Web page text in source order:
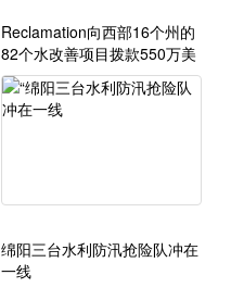
Reclamation向西部16个州的
82个水改善项目拨款550万美
元
绵阳三台水利防汛抢险队冲在
一线